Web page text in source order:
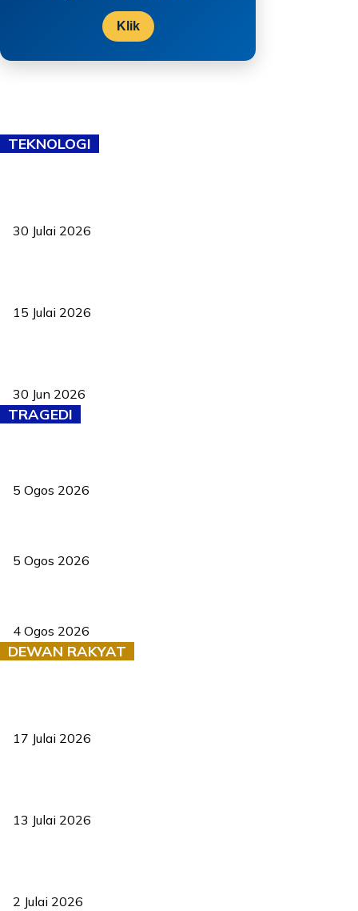
Klik
TEKNOLOGI
30 Julai 2026
15 Julai 2026
30 Jun 2026
TRAGEDI
5 Ogos 2026
5 Ogos 2026
4 Ogos 2026
DEWAN RAKYAT
17 Julai 2026
13 Julai 2026
2 Julai 2026